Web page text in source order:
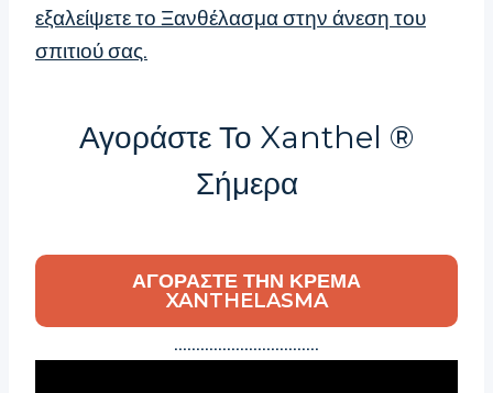
εξαλείψετε το Ξανθέλασμα στην άνεση του
σπιτιού σας.
Αγοράστε Το Xanthel ®
Σήμερα
ΑΓΟΡΆΣΤΕ ΤΗΝ ΚΡΈΜΑ
XANTHELASMA
……………………………